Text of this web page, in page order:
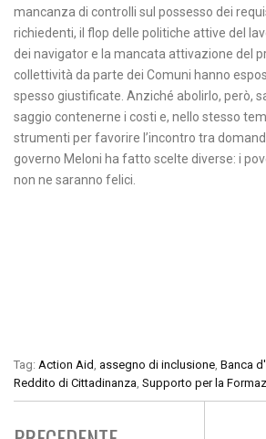
mancanza di controlli sul possesso dei
richiedenti, il flop delle politiche attive del
dei navigator e la mancata attivazione del
collettività da parte dei Comuni hanno
spesso giustificate. Anziché abolirlo, però,
saggio contenerne i costi e, nello stesso
strumenti per favorire l’incontro tra
governo Meloni ha fatto scelte diverse: i
non ne saranno felici.
Tag: Action Aid, assegno di inclusione, Banca
Reddito di Cittadinanza, Supporto per la